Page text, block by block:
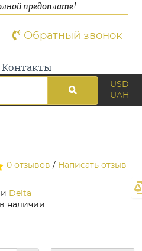
предоплате!
Обратный звонок
Контакты
USD
UAH
0 отзывов / Написать отзыв
Delta
наличии